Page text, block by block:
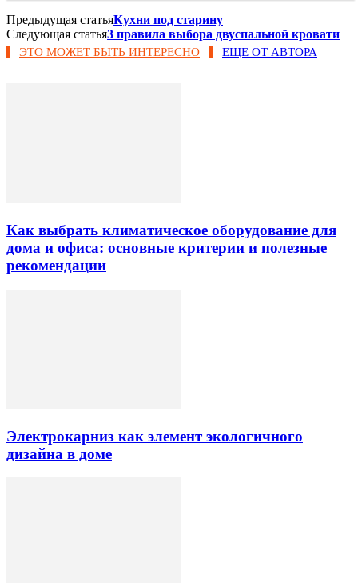
Предыдущая статьяКухни под старину
Следующая статья3 правила выбора двуспальной кровати
ЭТО МОЖЕТ БЫТЬ ИНТЕРЕСНО ЕЩЕ ОТ АВТОРА
Как выбрать климатическое оборудование для
дома и офиса: основные критерии и полезные
рекомендации
Электрокарниз как элемент экологичного
дизайна в доме